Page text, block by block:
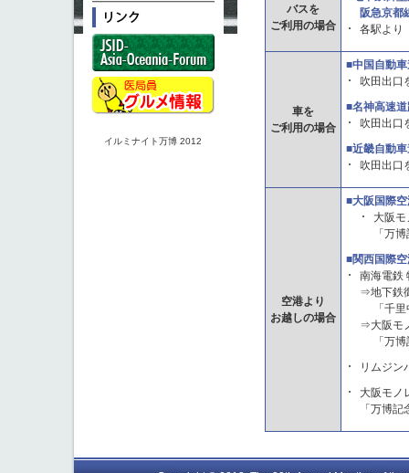
イルミナイト万博 2012
バスを
ご利用の場合
阪急京都
各駅より
車を
ご利用の場合
■中国自動
吹田出口
■名神高速
吹田出口
■近畿自動
吹田出口
空港より
お越しの場合
■大阪国際
大阪
「万
■関西国際
南海電鉄
⇒地下鉄
「千里
⇒大阪モ
「万博
リムジン
大阪モノ
「万博